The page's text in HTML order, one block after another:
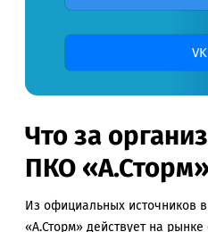
VK
Что за
ПКО
Из официальных источников
«А.Сторм» действует на рынке